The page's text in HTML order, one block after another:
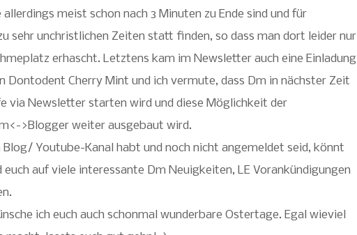
meist schon nach 3 Minuten zu Ende sind und für
sehr unchristlichen Zeiten statt finden, so dass man dort leider nur
erhascht. Letztens kam im Newsletter auch eine Einladung
Dontodent Cherry Mint und ich vermute, dass Dm in nächster Zeit
via Newsletter starten wird und diese Möglichkeit der
>Blogger weiter ausgebaut wird.
Blog/ Youtube-Kanal habt und noch nicht angemeldet seid, könnt
euch auf viele interessante Dm Neuigkeiten, LE Vorankündigungen
ich euch auch schonmal wunderbare Ostertage. Egal wieviel